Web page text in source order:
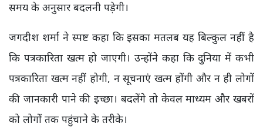
समय के अनुसार बदलनी पड़ेगी।
जगदीश शर्मा ने स्पष्ट कहा कि इसका मतलब यह बिल्कुल नहीं है
कि पत्रकारिता खत्म हो जाएगी। उन्होंने कहा कि दुनिया में कभी
पत्रकारिता खत्म नहीं होगी, न सूचनाएं खत्म होंगी और न ही लोगों
की जानकारी पाने की इच्छा। बदलेंगे तो केवल माध्यम और खबरों
को लोगों तक पहुंचाने के तरीके।